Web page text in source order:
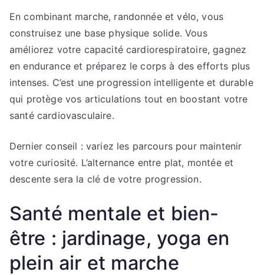
En combinant marche, randonnée et vélo, vous
construisez une base physique solide. Vous
améliorez votre capacité cardiorespiratoire, gagnez
en endurance et préparez le corps à des efforts plus
intenses. C’est une progression intelligente et durable
qui protège vos articulations tout en boostant votre
santé cardiovasculaire.
Dernier conseil : variez les parcours pour maintenir
votre curiosité. L’alternance entre plat, montée et
descente sera la clé de votre progression.
Santé mentale et bien-
être : jardinage, yoga en
plein air et marche